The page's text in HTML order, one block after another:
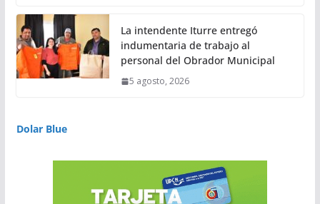
La intendente Iturre entregó
indumentaria de trabajo al
personal del Obrador Municipal
5 agosto, 2026
Dolar Blue